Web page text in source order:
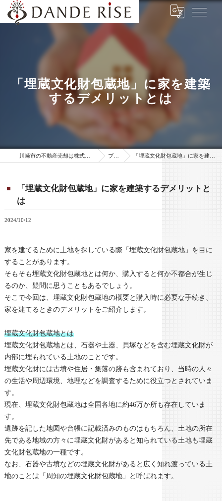
「埋蔵文化財包蔵地」に家を建築
するデメリットとは
川崎市の不動産売却は株式会社ダンデ・ライズ ブログ 「埋蔵文化財包蔵地」に家を建築するデメリットとは
「埋蔵文化財包蔵地」に家を建築するデメリットと
は
2024/10/12
家を建てるために土地を探している際「埋蔵文化財包蔵地」を目に
することがあります。
そもそも埋蔵文化財包蔵地とは何か、購入すると何か不都合が生じ
るのか、疑問に思うこともあるでしょう。
そこで今回は、埋蔵文化財包蔵地の概要と購入時に必要な手続き、
家を建てるときのデメリットをご紹介します。
埋蔵文化財包蔵地とは
埋蔵文化財包蔵地とは、石器や土器、貝塚などを含む埋蔵文化財が
内部に埋もれている土地のことです。
埋蔵文化財には古墳や住居・集落の跡も含まれており、当時の人々
の生活や周辺環境、地理などを調査するために役立つとされていま
す。
現在、埋蔵文化財包蔵地は全国各地に約46万か所も存在していま
す。
遺跡を記した地図や台帳に記載済みのものはもちろん、土地の所在
先である地域の方々に埋蔵文化財があると知られている土地も埋蔵
文化財包蔵地の一種です。
なお、石器や古墳などの埋蔵文化財があると広く知れ渡っている土
地のことは「周知の埋蔵文化財包蔵地」と呼ばれます。